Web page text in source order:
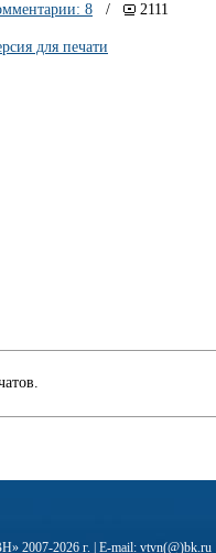
8 / 2111
для печати
2007-2026 г. | E-mail: vtvn(@)bk.ru